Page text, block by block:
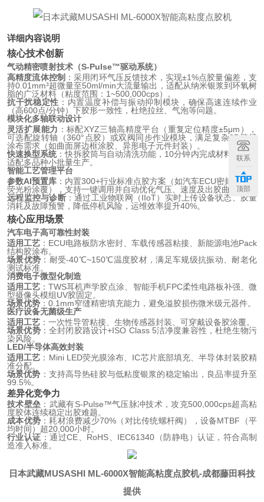
详细内容说明
核心技术创新
气动精密喷射技术（S-Pulse™驱动系统）
高精度流体控制 ：采用闭环气压反馈技术，实现±1%点胶量偏差，支
持0.01mm³超微量至50ml/min大流量输出，适配从纳米银浆到环氧树
脂的广泛材料（粘度范围：1~500,000cps）。
抗干扰稳定性 ：内置温度补偿与振动抑制模块，确保高速连续作业
（高600点/分钟）下胶形一致性，杜绝拉丝、气泡等问题。
模块化多轴联动设计
灵活扩展能力 ：标配XYZ三轴高精度平台（重复定位精度±5μm），
可选配旋转轴（360°点胶）或双阀同步作业模块，满足复杂3D路径
涂布需求（如曲面屏边框涂胶、异形电子元件封装）。
快速换型系统：快拆胶筒与自动清洗功能，10分钟内完成材料切换，
适配多品种小批量生产。
智能工艺管理平台
参数AI预置库 ：内置300+行业标准点胶方案（如汽车ECU密封、LED
荧光粉涂覆），支持一键调用并自动优化气压、速度及出胶曲线。
远程监控与诊断：通过工业物联网（IIoT）实时上传设备状态、胶量
消耗及故障预警，降低停机风险，运维效率提升40%。
核心应用场景
汽车电子高可靠性封装
适用工艺 ：ECU电路板防水密封、车载传感器粘接、新能源电池Pack
结构胶涂布。
场景优势 ：耐受-40℃~150℃温度胶材，满足车规级抗振动、耐老化
测试标准。
消费电子微型化制造
适用工艺 ：TWS耳机声学胶点涂、智能手机FPC柔性电路板补强、微
型摄像头模组UV胶固定。
场景优势 ：0.1mm窄缝精密填充能力，避免溢胶损伤微米级元器件。
医疗设备无菌级生产
适用工艺 ：一次性导管粘接、生物传感器封装、可穿戴设备胶涂覆。
场景优势：全封闭胶路设计+ISO Class 5洁净度兼容性，杜绝生物污
染风险。
LED/半导体高效封装
适用工艺 ：Mini LED荧光膜涂布、IC芯片底部填充、半导体封装胶精
准分配。
场景优势 ：支持高导热硅胶与低粘度银浆的稳定输出，良品率提升至
99.5%。
差异化竞争力
技术壁垒 ：武藏有S-Pulse™气压脉冲技术，攻克500,000cps超高粘
度胶体连续稳定出胶难题。
成本优势 ：耗材浪费减少70%（对比传统螺杆阀），设备MTBF（平
均时间）超20,000小时。
行业认证 ：通过CE、RoHS、IEC61340（防静电）认证，符合高制
造准入标准。
日本武藏MUSASHI ML-6000X智能高粘度点胶机-成都藤田科技
提供
联系
顶部